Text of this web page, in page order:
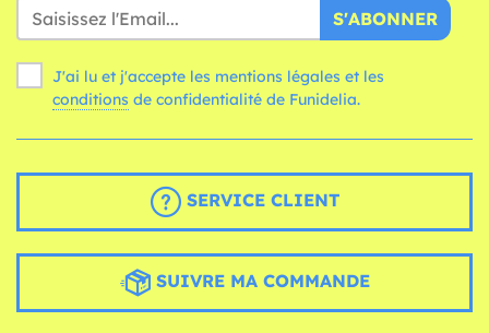
S'ABONNER
J'ai lu et j'accepte les mentions légales et les
conditions de confidentialité de Funidelia.
SERVICE CLIENT
SUIVRE MA COMMANDE